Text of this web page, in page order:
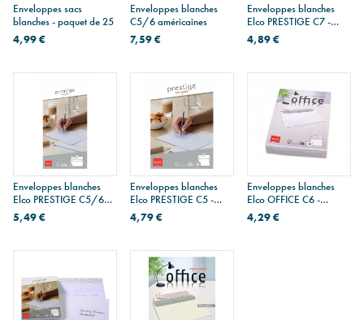
Enveloppes sacs
blanches - paquet de 25
4,99 €
Enveloppes blanches
C5/6 américaines
7,59 €
Enveloppes blanches
Elco PRESTIGE C7 -
paquet de 25
4,89 €
Enveloppes blanches
Elco PRESTIGE C5/6
américaines - paquet de
25
5,49 €
Enveloppes blanches
Elco PRESTIGE C5 -
paquet de 10
4,79 €
Enveloppes blanches
Elco OFFICE C6 -
paquet de 50
4,29 €